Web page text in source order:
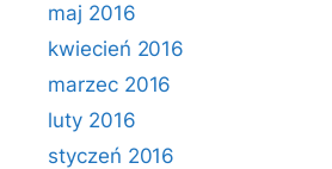
maj 2016
kwiecień 2016
marzec 2016
luty 2016
styczeń 2016